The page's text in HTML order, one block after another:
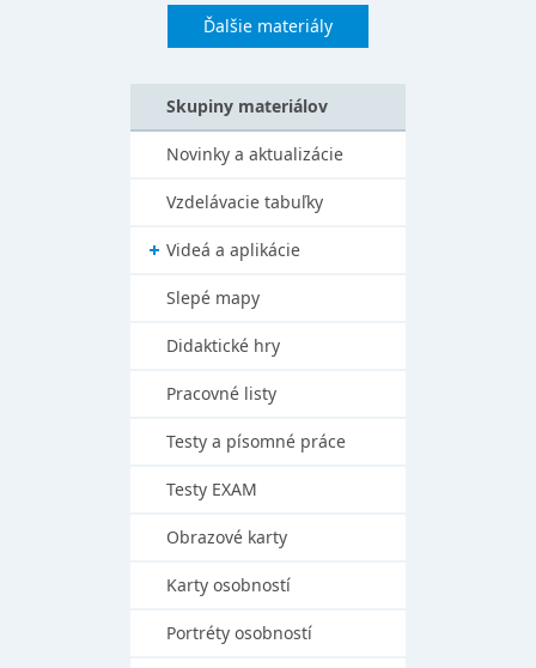
Ďalšie materiály
Skupiny materiálov
Novinky a aktualizácie
Vzdelávacie tabuľky
Videá a aplikácie
Slepé mapy
Didaktické hry
Pracovné listy
Testy a písomné práce
Testy EXAM
Obrazové karty
Karty osobností
Portréty osobností